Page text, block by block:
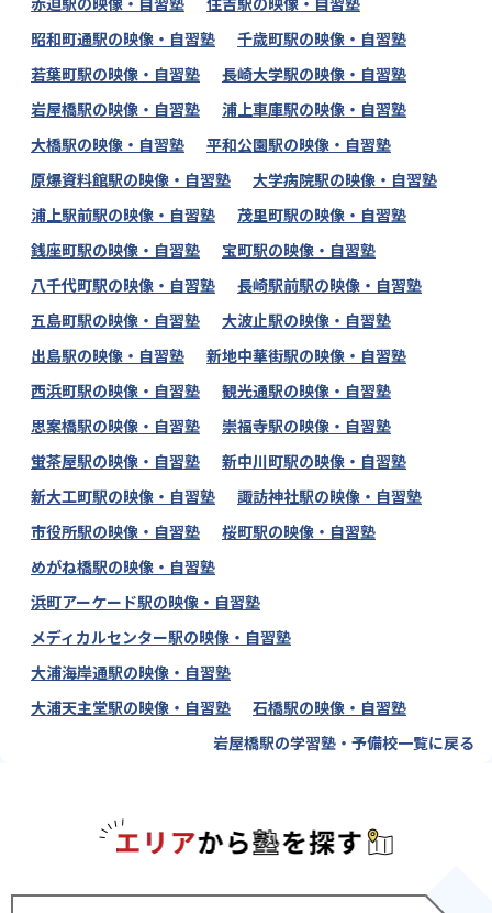
昭和町通駅の映像・自習塾
千歳町駅の映像・自習塾
若葉町駅の映像・自習塾
長崎大学駅の映像・自習塾
岩屋橋駅の映像・自習塾
浦上車庫駅の映像・自習塾
大橋駅の映像・自習塾
平和公園駅の映像・自習塾
原爆資料館駅の映像・自習塾
大学病院駅の映像・自習塾
浦上駅前駅の映像・自習塾
茂里町駅の映像・自習塾
銭座町駅の映像・自習塾
宝町駅の映像・自習塾
八千代町駅の映像・自習塾
長崎駅前駅の映像・自習塾
五島町駅の映像・自習塾
大波止駅の映像・自習塾
出島駅の映像・自習塾
新地中華街駅の映像・自習塾
西浜町駅の映像・自習塾
観光通駅の映像・自習塾
思案橋駅の映像・自習塾
崇福寺駅の映像・自習塾
蛍茶屋駅の映像・自習塾
新中川町駅の映像・自習塾
新大工町駅の映像・自習塾
諏訪神社駅の映像・自習塾
市役所駅の映像・自習塾
桜町駅の映像・自習塾
めがね橋駅の映像・自習塾
浜町アーケード駅の映像・自習塾
メディカルセンター駅の映像・自習塾
大浦海岸通駅の映像・自習塾
大浦天主堂駅の映像・自習塾
石橋駅の映像・自習塾
岩屋橋駅の学習塾・予備校一覧に戻る